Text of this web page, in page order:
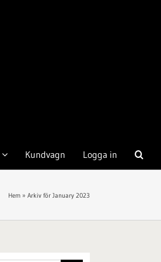
Kundvagn Logga in
Hem » Arkiv för January 2023